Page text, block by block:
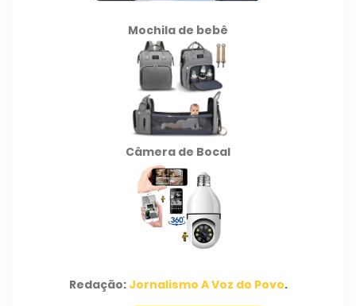
Mochila de bebê
Câmera de Bocal
Redação: Jornalismo A Voz do Povo.